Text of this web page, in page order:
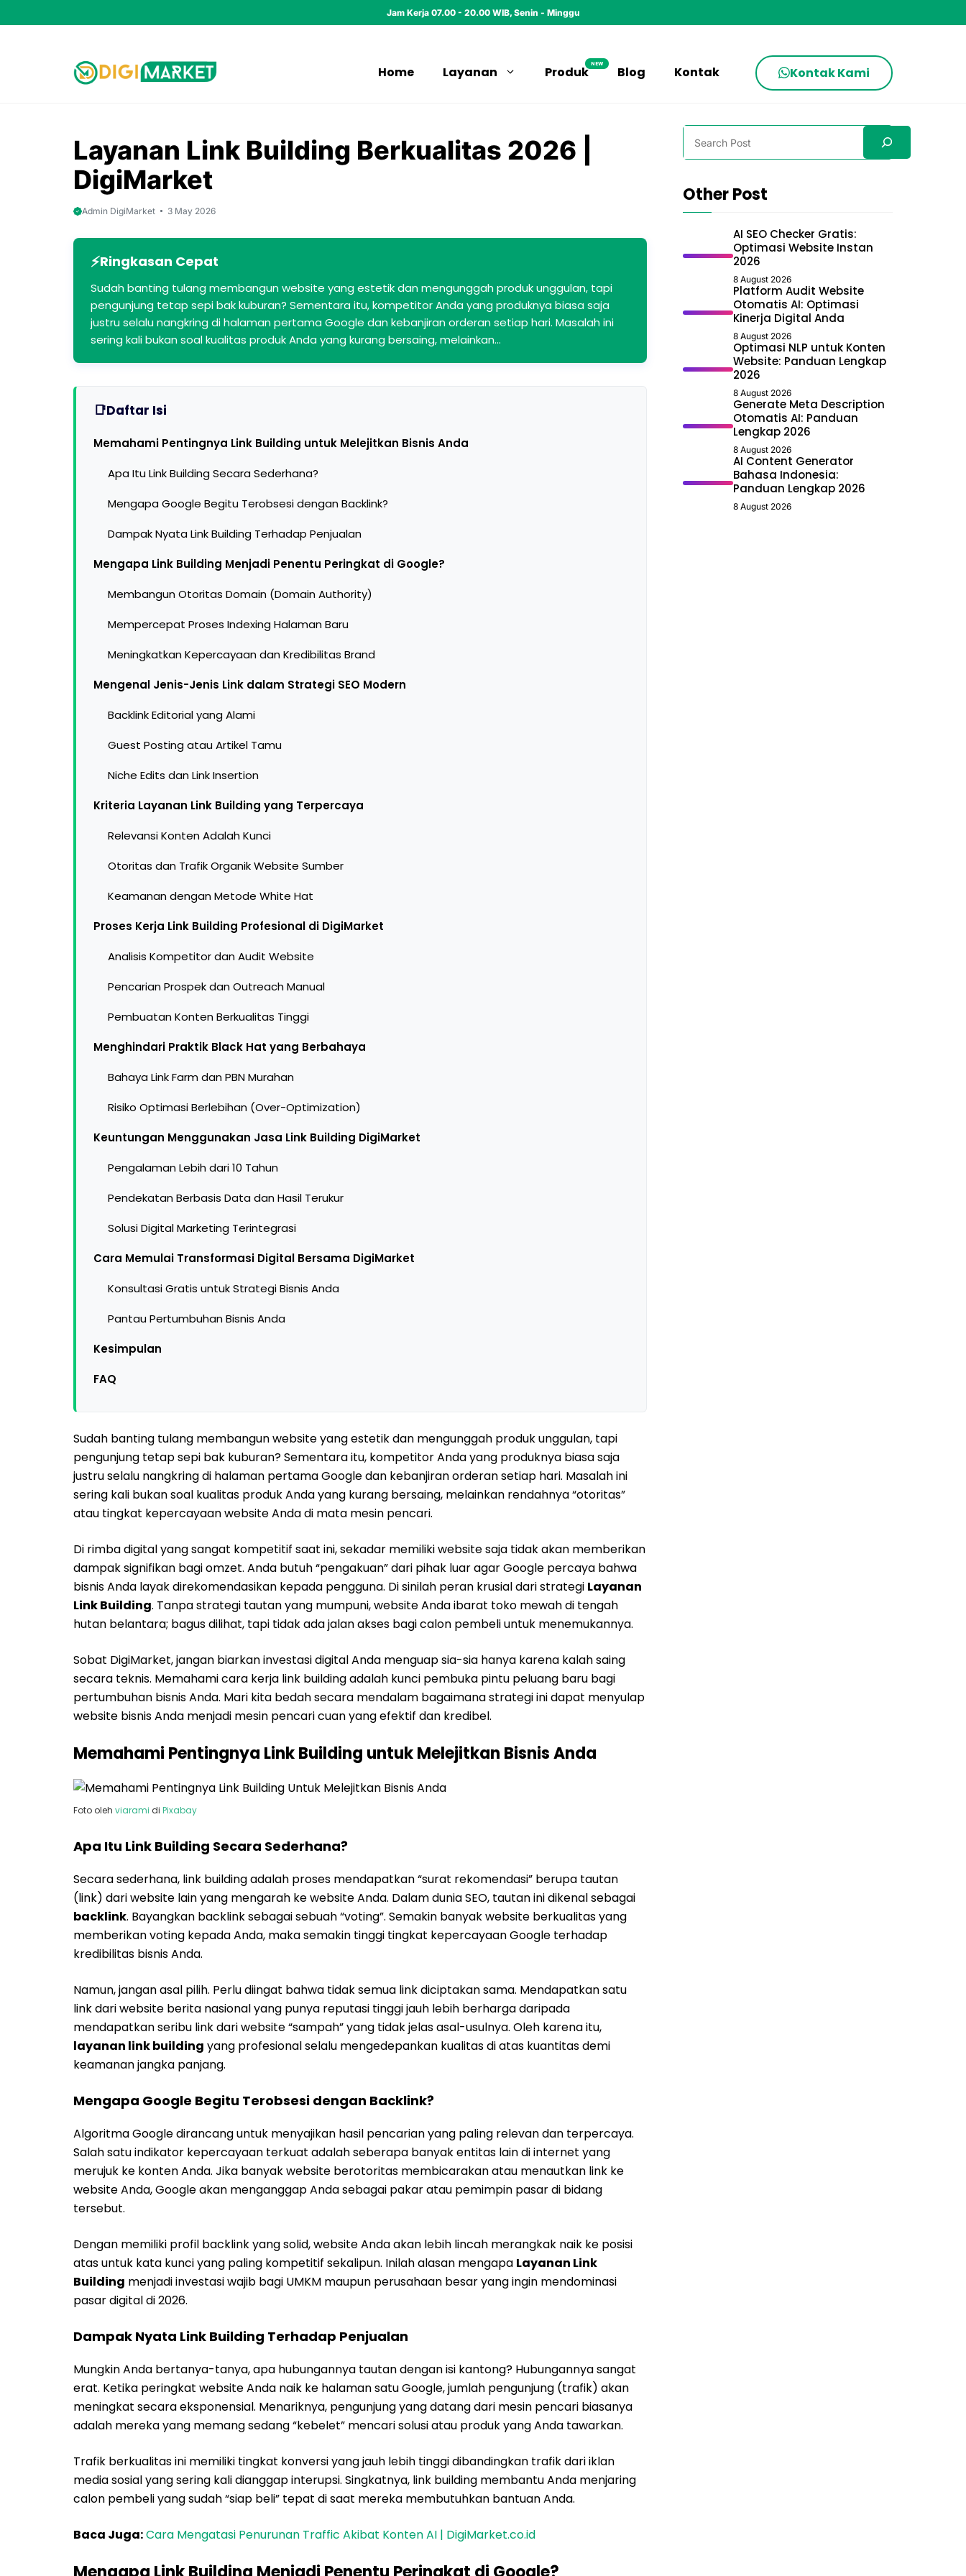
to
Jam Kerja 07.00 - 20.00 WIB, Senin - Minggu
Home Layanan Produk
NEW
Blog Kontak Kontak Kami
Layanan Link Building Berkualitas 2026 |
DigiMarket
Admin DigiMarket 3 May 2026
Ringkasan Cepat
Sudah banting tulang membangun website yang estetik dan mengunggah produk unggulan, tapi
pengunjung tetap sepi bak kuburan? Sementara itu, kompetitor Anda yang produknya biasa saja
justru selalu nangkring di halaman pertama Google dan kebanjiran orderan setiap hari. Masalah ini
sering kali bukan soal kualitas produk Anda yang kurang bersaing, melainkan…
Daftar Isi
Memahami Pentingnya Link Building untuk Melejitkan Bisnis Anda
Apa Itu Link Building Secara Sederhana?
Mengapa Google Begitu Terobsesi dengan Backlink?
Dampak Nyata Link Building Terhadap Penjualan
Mengapa Link Building Menjadi Penentu Peringkat di Google?
Membangun Otoritas Domain (Domain Authority)
Mempercepat Proses Indexing Halaman Baru
Meningkatkan Kepercayaan dan Kredibilitas Brand
Mengenal Jenis-Jenis Link dalam Strategi SEO Modern
Backlink Editorial yang Alami
Guest Posting atau Artikel Tamu
Niche Edits dan Link Insertion
Kriteria Layanan Link Building yang Terpercaya
Relevansi Konten Adalah Kunci
Otoritas dan Trafik Organik Website Sumber
Keamanan dengan Metode White Hat
Proses Kerja Link Building Profesional di DigiMarket
Analisis Kompetitor dan Audit Website
Pencarian Prospek dan Outreach Manual
Pembuatan Konten Berkualitas Tinggi
Menghindari Praktik Black Hat yang Berbahaya
Bahaya Link Farm dan PBN Murahan
Risiko Optimasi Berlebihan (Over-Optimization)
Keuntungan Menggunakan Jasa Link Building DigiMarket
Pengalaman Lebih dari 10 Tahun
Pendekatan Berbasis Data dan Hasil Terukur
Solusi Digital Marketing Terintegrasi
Cara Memulai Transformasi Digital Bersama DigiMarket
Konsultasi Gratis untuk Strategi Bisnis Anda
Pantau Pertumbuhan Bisnis Anda
Kesimpulan
FAQ
Sudah banting tulang membangun website yang estetik dan mengunggah produk unggulan, tapi
pengunjung tetap sepi bak kuburan? Sementara itu, kompetitor Anda yang produknya biasa saja
justru selalu nangkring di halaman pertama Google dan kebanjiran orderan setiap hari. Masalah ini
sering kali bukan soal kualitas produk Anda yang kurang bersaing, melainkan rendahnya “otoritas”
atau tingkat kepercayaan website Anda di mata mesin pencari.
Di rimba digital yang sangat kompetitif saat ini, sekadar memiliki website saja tidak akan memberikan
dampak signifikan bagi omzet. Anda butuh “pengakuan” dari pihak luar agar Google percaya bahwa
bisnis Anda layak direkomendasikan kepada pengguna. Di sinilah peran krusial dari strategi Layanan
Link Building. Tanpa strategi tautan yang mumpuni, website Anda ibarat toko mewah di tengah
hutan belantara; bagus dilihat, tapi tidak ada jalan akses bagi calon pembeli untuk menemukannya.
Sobat DigiMarket, jangan biarkan investasi digital Anda menguap sia-sia hanya karena kalah saing
secara teknis. Memahami cara kerja link building adalah kunci pembuka pintu peluang baru bagi
pertumbuhan bisnis Anda. Mari kita bedah secara mendalam bagaimana strategi ini dapat menyulap
website bisnis Anda menjadi mesin pencari cuan yang efektif dan kredibel.
Memahami Pentingnya Link Building untuk Melejitkan Bisnis Anda
Foto oleh viarami di Pixabay
Apa Itu Link Building Secara Sederhana?
Secara sederhana, link building adalah proses mendapatkan “surat rekomendasi” berupa tautan
(link) dari website lain yang mengarah ke website Anda. Dalam dunia SEO, tautan ini dikenal sebagai
backlink. Bayangkan backlink sebagai sebuah “voting”. Semakin banyak website berkualitas yang
memberikan voting kepada Anda, maka semakin tinggi tingkat kepercayaan Google terhadap
kredibilitas bisnis Anda.
Namun, jangan asal pilih. Perlu diingat bahwa tidak semua link diciptakan sama. Mendapatkan satu
link dari website berita nasional yang punya reputasi tinggi jauh lebih berharga daripada
mendapatkan seribu link dari website “sampah” yang tidak jelas asal-usulnya. Oleh karena itu,
layanan link building yang profesional selalu mengedepankan kualitas di atas kuantitas demi
keamanan jangka panjang.
Mengapa Google Begitu Terobsesi dengan Backlink?
Algoritma Google dirancang untuk menyajikan hasil pencarian yang paling relevan dan terpercaya.
Salah satu indikator kepercayaan terkuat adalah seberapa banyak entitas lain di internet yang
merujuk ke konten Anda. Jika banyak website berotoritas membicarakan atau menautkan link ke
website Anda, Google akan menganggap Anda sebagai pakar atau pemimpin pasar di bidang
tersebut.
Dengan memiliki profil backlink yang solid, website Anda akan lebih lincah merangkak naik ke posisi
atas untuk kata kunci yang paling kompetitif sekalipun. Inilah alasan mengapa Layanan Link
Building menjadi investasi wajib bagi UMKM maupun perusahaan besar yang ingin mendominasi
pasar digital di 2026.
Dampak Nyata Link Building Terhadap Penjualan
Mungkin Anda bertanya-tanya, apa hubungannya tautan dengan isi kantong? Hubungannya sangat
erat. Ketika peringkat website Anda naik ke halaman satu Google, jumlah pengunjung (trafik) akan
meningkat secara eksponensial. Menariknya, pengunjung yang datang dari mesin pencari biasanya
adalah mereka yang memang sedang “kebelet” mencari solusi atau produk yang Anda tawarkan.
Trafik berkualitas ini memiliki tingkat konversi yang jauh lebih tinggi dibandingkan trafik dari iklan
media sosial yang sering kali dianggap interupsi. Singkatnya, link building membantu Anda menjaring
calon pembeli yang sudah “siap beli” tepat di saat mereka membutuhkan bantuan Anda.
Baca Juga:Cara Mengatasi Penurunan Traffic Akibat Konten AI | DigiMarket.co.id
Search
Other Post
AI SEO Checker Gratis:
Optimasi Website Instan
2026
8 August 2026
Platform Audit Website
Otomatis AI: Optimasi
Kinerja Digital Anda
8 August 2026
Optimasi NLP untuk Konten
Website: Panduan Lengkap
2026
8 August 2026
Generate Meta Description
Otomatis AI: Panduan
Lengkap 2026
8 August 2026
AI Content Generator
Bahasa Indonesia:
Panduan Lengkap 2026
8 August 2026